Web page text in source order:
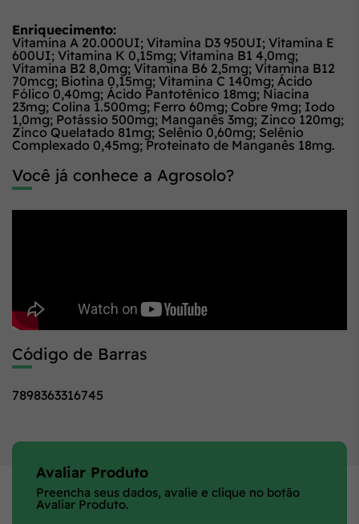
Enriquecimento:
Vitamina A 20.000UI; Vitamina D3 950UI; Vitamina E
600UI; Vitamina K 0,15mg; Vitamina B1 4,0mg;
Vitamina B2 8,0mg; Vitamina B6 2,5mg; Vitamina B12
70mcg; Biotina 0,15mg; Vitamina C 140mg; Ácido
Fólico 0,40mg; Ácido Pantotênico 18mg; Niacina
23mg; Colina 1.500mg; Ferro 60mg; Cobre 9mg; Iodo
1,0mg; Potássio 500mg; Manganês 3mg; Zinco 120mg;
Zinco Quelatado 81mg; Selênio 0,60mg; Selênio
Complexado 0,45mg; Proteinato de Manganês 18mg.
Você já conhece a Agrosolo?
Código de Barras
7898363316745
Avaliar Produto
Preencha seus dados, avalie e clique no botão
Avaliar Produto.